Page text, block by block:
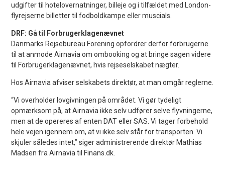
udgifter til hotelovernatninger, billeje og i tilfældet med London-
flyrejserne billetter til fodboldkampe eller muscials.
DRF: Gå til Forbrugerklagenævnet
Danmarks Rejsebureau Forening opfordrer derfor forbrugerne
til at anmode Airnavia om ombooking og at bringe sagen videre
til Forbrugerklagenævnet, hvis rejseselskabet nægter.
Hos Airnavia afviser selskabets direktør, at man omgår reglerne.
“Vi overholder lovgivningen på området. Vi gør tydeligt
opmærksom på, at Airnavia ikke selv udfører selve flyvningerne,
men at de opereres af enten DAT eller SAS. Vi tager forbehold
hele vejen igennem om, at vi ikke selv står for transporten. Vi
skjuler således intet,” siger administrerende direktør Mathias
Madsen fra Airnavia til Finans.dk.